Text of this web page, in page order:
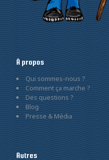
À propos
Qui sommes-nous ?
Comment ça marche ?
Des questions ?
Blog
Presse & Média
Autres